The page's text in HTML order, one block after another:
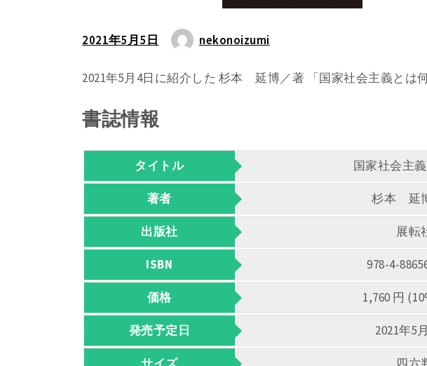
2021年5月5日 nekonoizumi
2021年5月4日に紹介した 杉本 延博／著 「国家社会主義とは
書誌情報
タイトル 国家社会主
著者 杉本 延
出版社 展転
ISBN 978-4-
価格 1,760 円
発売予定日 2021年5